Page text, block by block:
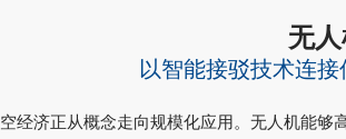
无
以智能接驳技术连
经济正从概念走向规模化应用。无人机能够